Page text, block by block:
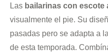
Las bailarinas con escote
visualmente el pie. Su
pasadas pero se adapta a
de esta temporada.